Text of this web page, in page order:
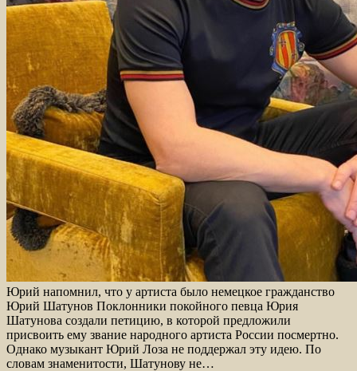
Юрий напомнил, что у артиста было немецкое гражданство
Юрий Шатунов Поклонники покойного певца Юрия
Шатунова создали петицию, в которой предложили
присвоить ему звание народного артиста России посмертно.
Однако музыкант Юрий Лоза не поддержал эту идею. По
словам знаменитости, Шатунову не…